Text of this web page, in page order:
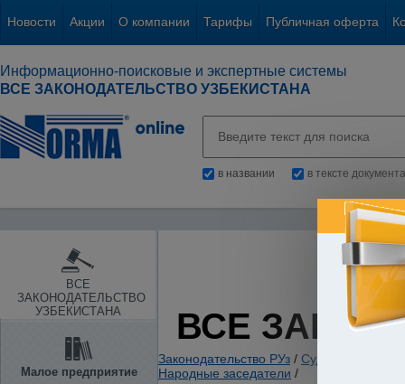
Новости Акции О компании Тарифы Публичная оферта
Информационно-поисковые и экспертные системы
ВСЕ ЗАКОНОДАТЕЛЬСТВО УЗБЕКИСТАНА
в названии в тексте документа
ВСЕ
ЗАКОНОДАТЕЛЬСТВО
УЗБЕКИСТАНА
Малое предприятие
ВСЕ
Законодательство РУз / Судебная
Народные заседатели /